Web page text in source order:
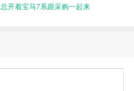
开着宝马7系跟采购一起来